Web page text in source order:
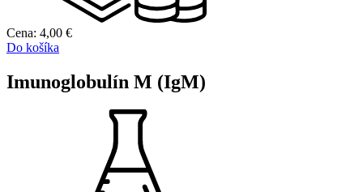
Cena: 4,00 €
Do košíka
Imunoglobulín M (IgM)